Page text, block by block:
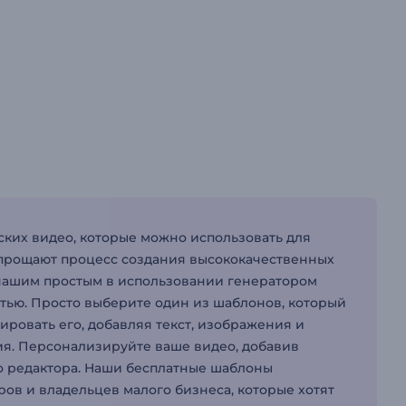
видео, которые можно использовать для
процесс создания высококачественных
простым в использовании генератором
Просто выберите один из шаблонов, который
его, добавляя текст, изображения и
Персонализируйте ваше видео, добавив
Наши бесплатные шаблоны
и владельцев малого бизнеса, которые хотят